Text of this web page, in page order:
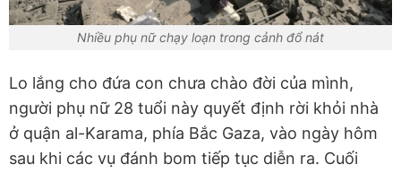
Nhiều phụ nữ chạy loạn trong cảnh đổ nát
Lo lắng cho đứa con chưa chào đời của mình,
người phụ nữ 28 tuổi này quyết định rời khỏi nhà
ở quận al-Karama, phía Bắc Gaza, vào ngày hôm
sau khi các vụ đánh bom tiếp tục diễn ra. Cuối